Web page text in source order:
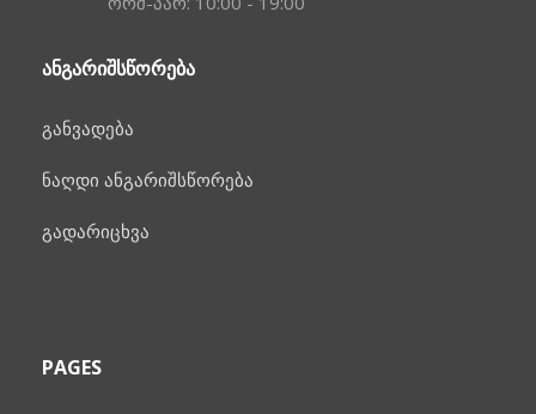
ᲐᲜᲒᲐᲠᲘᲨᲡᲬᲝᲠᲔᲑᲐ
განვადება
ნაღდი ანგარიშსწორება
გადარიცხვა
PAGES